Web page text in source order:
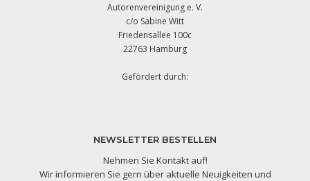
Autorenvereinigung e. V.
c/o Sabine Witt
Friedensallee 100c
22763 Hamburg
Gefördert durch:
NEWSLETTER BESTELLEN
Nehmen Sie Kontakt auf!
Wir informieren Sie gern über aktuelle Neuigkeiten und